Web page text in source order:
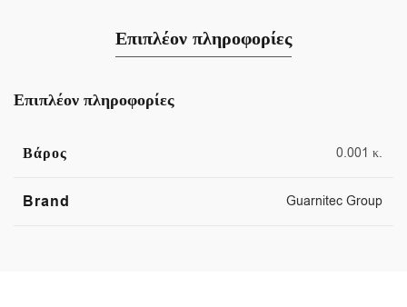
Επιπλέον πληροφορίες
Επιπλέον πληροφορίες
Βάρος 0.001 κ.
Brand Guarnitec Group